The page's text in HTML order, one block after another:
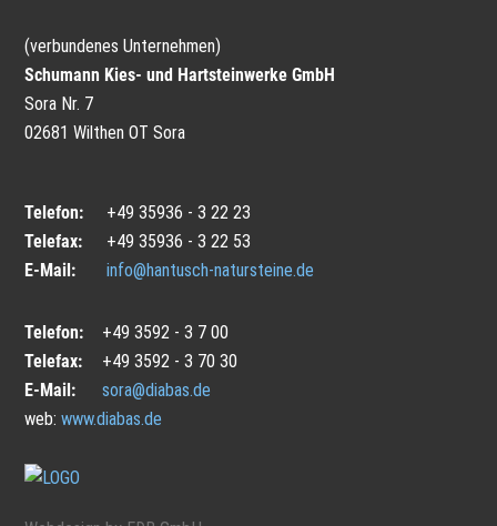
(verbundenes Unternehmen)
Schumann Kies- und Hartsteinwerke GmbH
Sora Nr. 7
02681 Wilthen OT Sora
Telefon:
+49 35936 - 3 22 23
Telefax:
+49 35936 - 3 22 53
E-Mail:
info@hantusch-natursteine.de
Telefon:
+49 3592 - 3 7 00
Telefax:
+49 3592 - 3 70 30
E-Mail:
sora@diabas.de
web:www.diabas.de